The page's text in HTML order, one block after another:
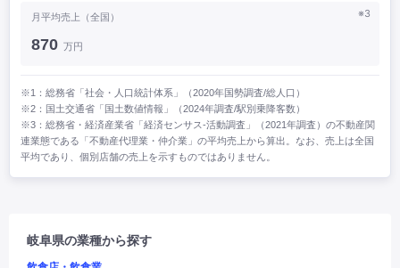
※3
月平均売上（全国）
870 万円
※1：総務省「社会・人口統計体系」（2020年国勢調査/総人口）
※2：国土交通省「国土数値情報」（2024年調査/駅別乗降客数）
※3：総務省・経済産業省「経済センサス‐活動調査」（2021年調査）の不動産関
連業態である「不動産代理業・仲介業」の平均売上から算出。なお、売上は全国
平均であり、個別店舗の売上を示すものではありません。
岐阜県の業種から探す